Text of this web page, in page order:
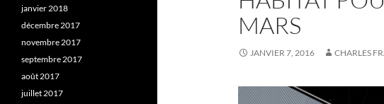
MARS
JANVIER 7, 2016 CHARLES
janvier 2018
décembre 2017
novembre 2017
septembre 2017
août 2017
juillet 2017